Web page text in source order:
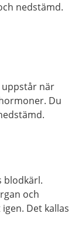
nedstämd.
uppstår när
Du
blodkärl.
och
Det kallas